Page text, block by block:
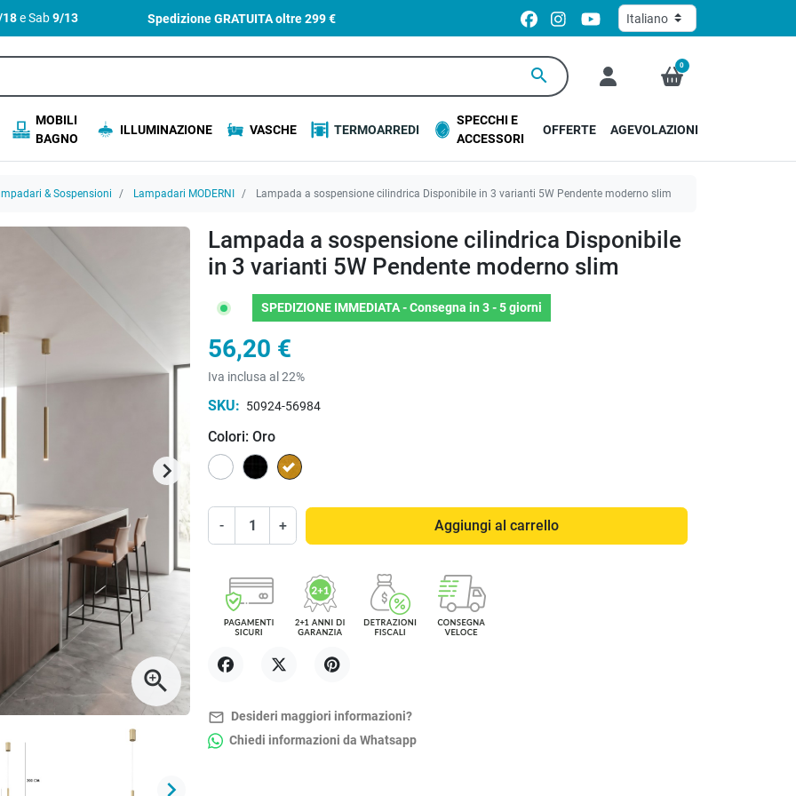
18e Sab9/13 Spedizione GRATUITA oltre299 €
search 0
MOBILI
BAGNO
ILLUMINAZIONE VASCHE TERMOARREDI
SPECCHI E
ACCESSORI
OFFERTE AGEVOLAZIONI
& Sospensioni Lampadari MODERNI Lampada a sospensione cilindrica Disponibile in 3 varianti 5W Pendente moderno slim
Successivo
keyboard_arrow_right
zoom_in
keyboard_arrow_right
Lampada a sospensione cilindrica Disponibile
in 3 varianti 5W Pendente moderno slim
SPEDIZIONE IMMEDIATA -Consegna in 3 - 5 giorni
56,20 €
Iva inclusa al 22%
SKU: 50924-56984
Colori: Oro
BiancoNero Oro
- + Aggiungi al carrello
mail_outline Desideri maggiori informazioni?
Chiedi informazioni da Whatsapp